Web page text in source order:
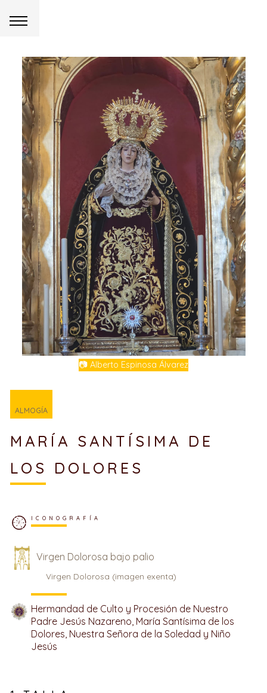
📷 Alberto Espinosa Álvarez
ALMOGÍA
MARÍA SANTÍSIMA DE
LOS DOLORES
ICONOGRAFÍA
Virgen Dolorosa bajo palio
Virgen Dolorosa (imagen exenta)
Hermandad de Culto y Procesión de Nuestro
Padre Jesús Nazareno, María Santísima de los
Dolores, Nuestra Señora de la Soledad y Niño
Jesús